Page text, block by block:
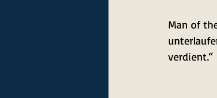
Man of
verdient.“